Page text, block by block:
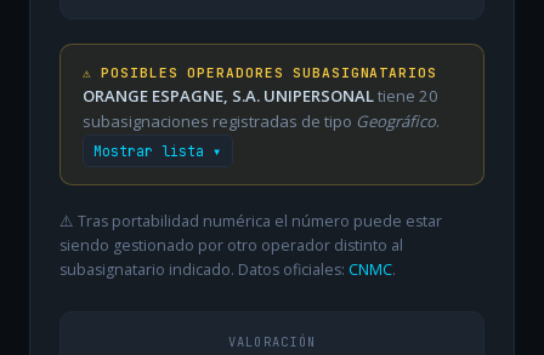
⚠️ POSIBLES OPERADORES SUBASIGNATARIOS
ORANGE ESPAGNE, S.A. UNIPERSONALtiene 20
subasignaciones registradas de tipo Geográfico.
Mostrar lista ▾
⚠️ Tras portabilidad numérica el número puede estar
siendo gestionado por otro operador distinto al
subasignatario indicado. Datos oficiales: CNMC.
VALORACIÓN